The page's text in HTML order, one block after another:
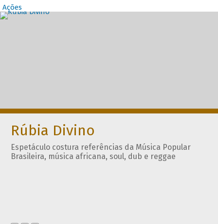
Ações
Destaques
Rúbia Divino
Espetáculo costura referências da Música Popular
Brasileira, música africana, soul, dub e reggae